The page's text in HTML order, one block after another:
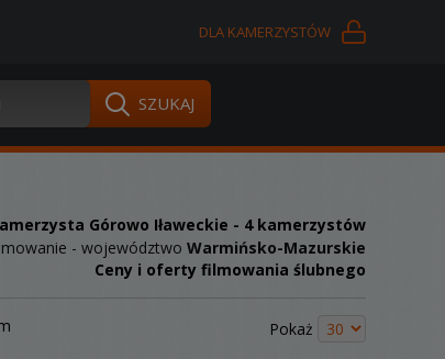
DLA KAMERZYSTÓW
Górowo Iławeckie - 4 kamerzystów
- województwo Warmińsko-Mazurskie
Ceny i oferty filmowania ślubnego
Pokaż